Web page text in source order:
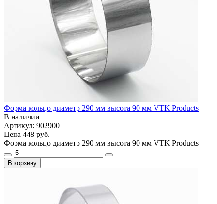
Форма кольцо диаметр 290 мм высота 90 мм VTK Products
В наличии
Артикул: 902900
Цена 448 руб.
Форма кольцо диаметр 290 мм высота 90 мм VTK Products
В корзину